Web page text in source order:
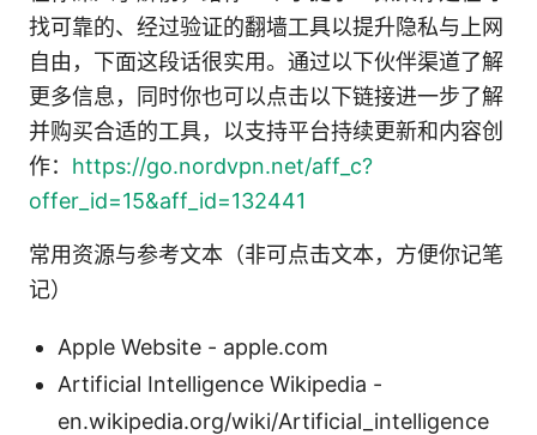
找可靠的、经过验证的翻墙工具以提升隐私与上网
自由，下面这段话很实用。通过以下伙伴渠道了解
更多信息，同时你也可以点击以下链接进一步了解
并购买合适的工具，以支持平台持续更新和内容创
作： https://go.nordvpn.net/aff_c?
offer_id=15&aff_id=132441
常用资源与参考文本（非可点击文本，方便你记笔
记）
Apple Website - apple.com
Artificial Intelligence Wikipedia -
en.wikipedia.org/wiki/Artificial_intelligence